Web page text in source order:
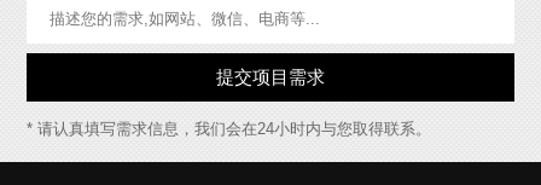
* 请认真填写需求信息，我们会在24小时内与您取得联系。